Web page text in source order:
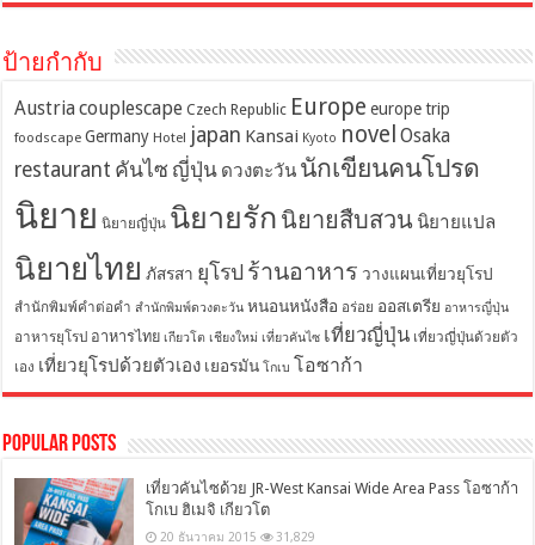
ป้ายกำกับ
Austriacouplescape Czech Republic Europe europe trip
foodscape Germany Hotel japan Kansai Kyoto novel Osaka
restaurant คันไซ ญี่ปุ่น ดวงตะวัน นักเขียนคนโปรด
นิยาย นิยายญี่ปุ่น นิยายรัก นิยายสืบสวน นิยายแปล
นิยายไทย ภัสรสา ยุโรป ร้านอาหาร วางแผนเที่ยวยุโรป
สำนักพิมพ์คำต่อคำ สำนักพิมพ์ดวงตะวัน หนอนหนังสือ อร่อย ออสเตรีย อาหารญี่ปุ่น
อาหารยุโรป อาหารไทย เกียวโต เชียงใหม่ เที่ยวคันไซ เที่ยวญี่ปุ่น เที่ยวญี่ปุ่นด้วยตัว
เอง เที่ยวยุโรปด้วยตัวเอง เยอรมัน โกเบ โอซาก้า
Popular Posts
เที่ยวคันไซด้วย JR-West Kansai Wide Area Pass โอซาก้า
โกเบ ฮิเมจิ เกียวโต
20 ธันวาคม 2015 31,829